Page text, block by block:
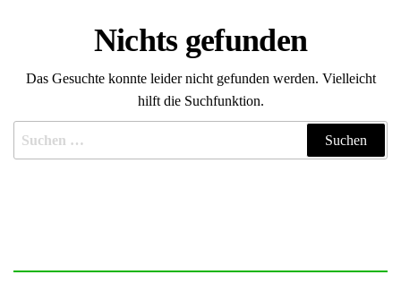
Nichts gefunden
Das Gesuchte konnte leider nicht gefunden werden. Vielleicht
hilft die Suchfunktion.